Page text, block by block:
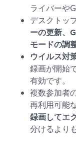
ライバーや
デスクトッ
ーの更新、
モードの調
ウイルス対
録画が開始
有効です。
複数参加者
再利用可能
録画してエ
分けるより